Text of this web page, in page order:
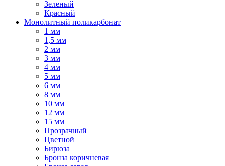
Зеленый
Красный
Монолитный поликарбонат
1 мм
1,5 мм
2 мм
3 мм
4 мм
5 мм
6 мм
8 мм
10 мм
12 мм
15 мм
Прозрачный
Цветной
Бирюза
Бронза коричневая